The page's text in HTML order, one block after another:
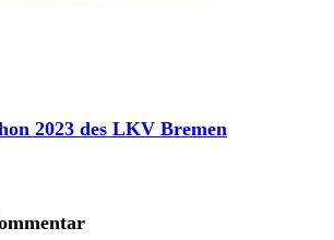
2023 des LKV Bremen